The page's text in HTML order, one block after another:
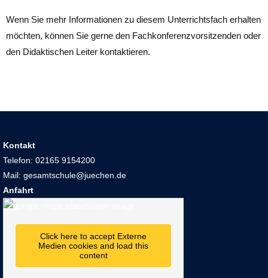
Wenn Sie mehr Informationen zu diesem Unterrichtsfach erhalten
möchten, können Sie gerne den Fachkonferenzvorsitzenden oder
den Didaktischen Leiter kontaktieren.
Kontakt
Telefon: 02165 9154200
Mail: gesamtschule@juechen.de
Anfahrt
Click here to accept Externe
Medien cookies and load this
content